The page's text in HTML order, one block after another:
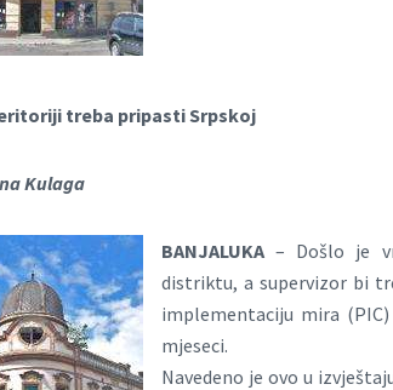
treba pripasti Srpskoj
Kulaga
BANJALUKA – Došlo je
distriktu, a supervizor bi
implementaciju mira
mjeseci.
Navedeno je ovo u